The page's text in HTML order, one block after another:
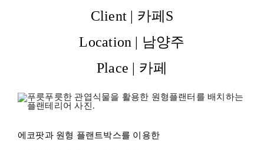
Client | 카페S
Location | 남양주
Place | 카페
에코팟과 원형 플랜트박스를 이용한